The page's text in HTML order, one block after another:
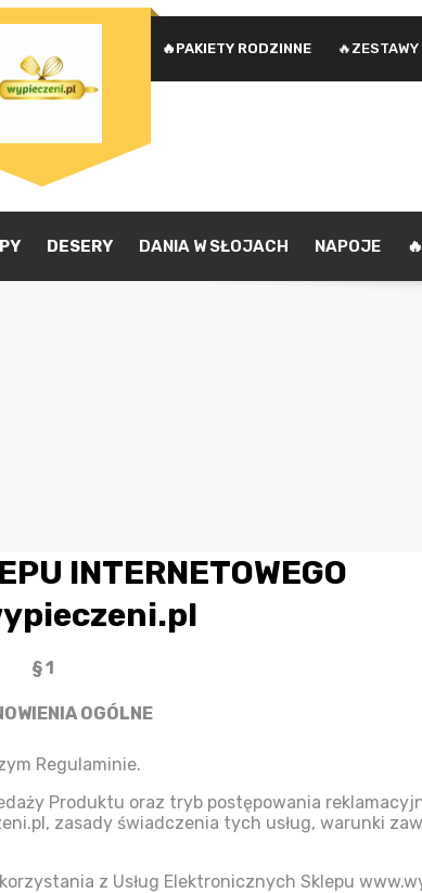
🔥PAKIETY RODZINNE 🔥ZESTAWY
Administratorem
związane opisane są
DESERY DANIA W SŁOJACH NAPOJE
INTERNETOWEGO
§ 1
OGÓLNE
Regulaminie.
Produktu oraz tryb postępowania
zasady świadczenia tych usług, warunki
z Usług Elektronicznych Sklepu